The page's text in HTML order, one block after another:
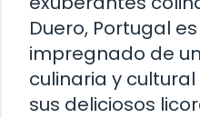
Duero, Portugal
impregnado de
culinaria y
sus deliciosos